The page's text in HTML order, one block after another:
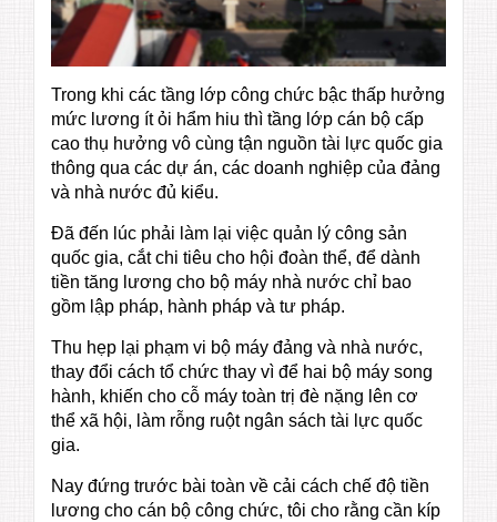
Trong khi các tầng lớp công chức bậc thấp hưởng
mức lương ít ỏi hẩm hiu thì tầng lớp cán bộ cấp
cao thụ hưởng vô cùng tận nguồn tài lực quốc gia
thông qua các dự án, các doanh nghiệp của đảng
và nhà nước đủ kiểu.
Đã đến lúc phải làm lại việc quản lý công sản
quốc gia, cắt chi tiêu cho hội đoàn thể, để dành
tiền tăng lương cho bộ máy nhà nước chỉ bao
gồm lập pháp, hành pháp và tư pháp.
Thu hẹp lại phạm vi bộ máy đảng và nhà nước,
thay đổi cách tổ chức thay vì để hai bộ máy song
hành, khiến cho cỗ máy toàn trị đè nặng lên cơ
thể xã hội, làm rỗng ruột ngân sách tài lực quốc
gia.
Nay đứng trước bài toàn về cải cách chế độ tiền
lương cho cán bộ công chức, tôi cho rằng cần kíp